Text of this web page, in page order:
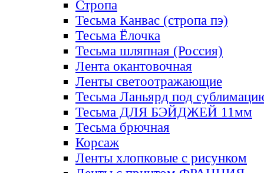
Стропа
Тесьма Канвас (стропа пэ)
Тесьма Ёлочка
Тесьма шляпная (Россия)
Лента окантовочная
Ленты светоотражающие
Тесьма Ланьярд под
Тесьма ДЛЯ БЭЙДЖЕЙ 11мм
Тесьма брючная
Корсаж
Ленты хлопковые с рисунком